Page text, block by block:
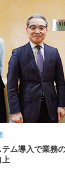
ム導入で業務
上